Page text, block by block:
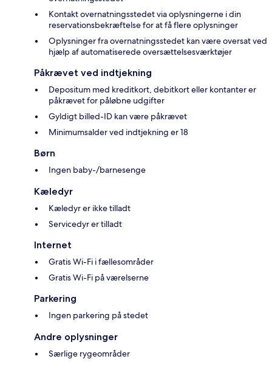
Kontakt overnatningsstedet via oplysningerne i din
reservationsbekræftelse for at få flere oplysninger
Oplysninger fra overnatningsstedet kan være oversat ved
hjælp af automatiserede oversættelsesværktøjer
Påkrævet ved indtjekning
Depositum med kreditkort, debitkort eller kontanter er
påkrævet for påløbne udgifter
Gyldigt billed-ID kan være påkrævet
Minimumsalder ved indtjekning er 18
Børn
Ingen baby-/barnesenge
Kæledyr
Kæledyr er ikke tilladt
Servicedyr er tilladt
Internet
Gratis Wi-Fi i fællesområder
Gratis Wi-Fi på værelserne
Parkering
Ingen parkering på stedet
Andre oplysninger
Særlige rygeområder